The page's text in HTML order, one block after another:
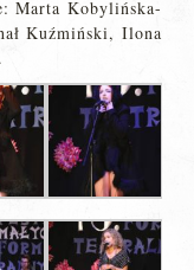
Marta Kobylińska-
Kuźmiński, Ilona